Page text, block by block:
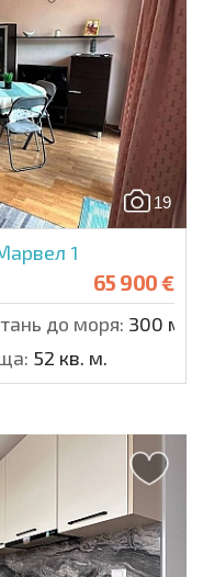
19
1
65 900 €
до моря: 300 м.
52 кв. м.